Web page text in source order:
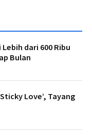
dari 600 Ribu
Bulan
Love’, Tayang